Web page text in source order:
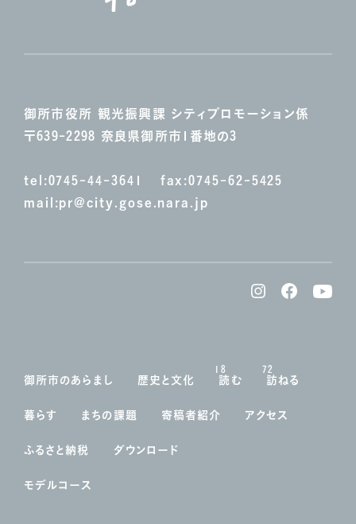
御所市役所 観光振興課 シティプロモーション係
〒639-2298 奈良県御所市1番地の3
tel:0745-44-3641
fax:0745-62-5425
mail:pr@city.gose.nara.jp
御所市のあらまし 歴史と文化 読む
18
訪ねる
72
暮らす まちの課題 寄稿者紹介 アクセス
ふるさと納税 ダウンロード
モデルコース